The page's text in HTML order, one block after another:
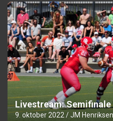
Livestream:
9. oktober 2022 JM Henriksen